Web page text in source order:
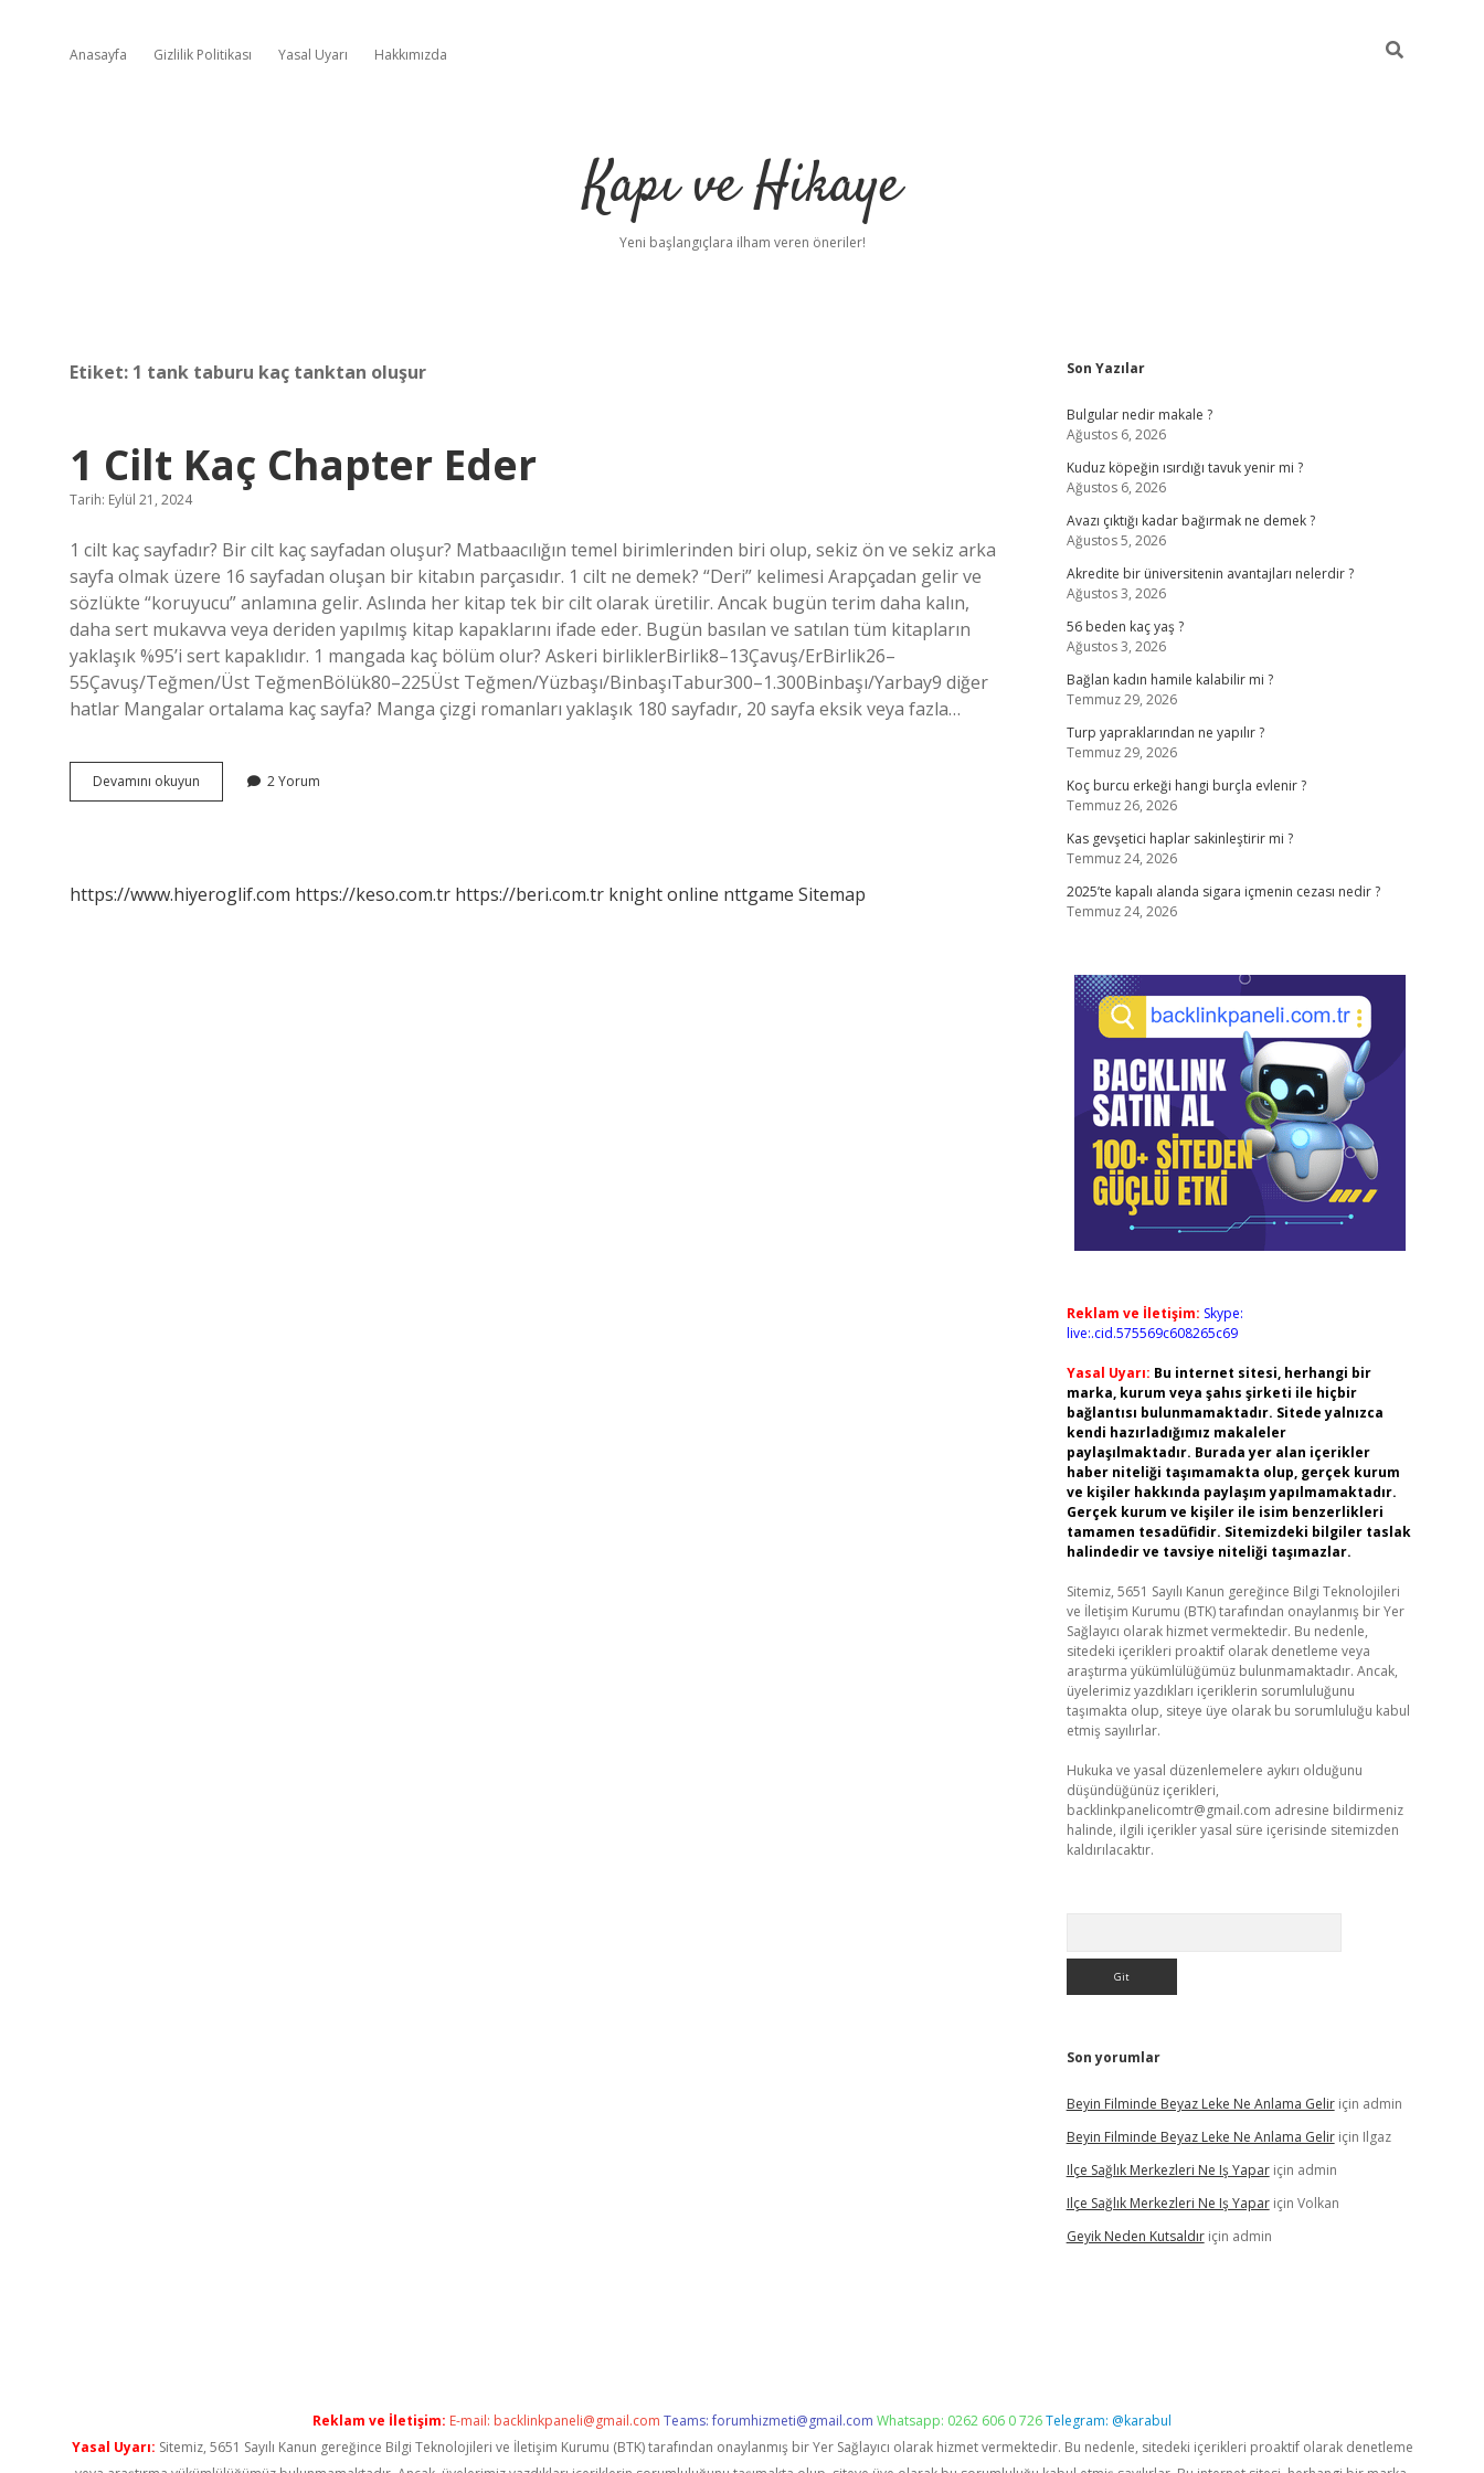
Anasayfa Gizlilik Politikası Yasal Uyarı Hakkımızda
Kapı ve Hikaye
Yeni başlangıçlara ilham veren öneriler!
Etiket: 1 tank taburu kaç tanktan oluşur
1 Cilt Kaç Chapter Eder
Tarih: Eylül 21, 2024
1 cilt kaç sayfadır? Bir cilt kaç sayfadan oluşur? Matbaacılığın temel birimlerinden biri olup, sekiz ön ve sekiz arka
sayfa olmak üzere 16 sayfadan oluşan bir kitabın parçasıdır. 1 cilt ne demek? “Deri” kelimesi Arapçadan gelir ve
sözlükte “koruyucu” anlamına gelir. Aslında her kitap tek bir cilt olarak üretilir. Ancak bugün terim daha kalın,
daha sert mukavva veya deriden yapılmış kitap kapaklarını ifade eder. Bugün basılan ve satılan tüm kitapların
yaklaşık %95’i sert kapaklıdır. 1 mangada kaç bölüm olur? Askeri birliklerBirlik8–13Çavuş/ErBirlik26–
55Çavuş/Teğmen/Üst TeğmenBölük80–225Üst Teğmen/Yüzbaşı/BinbaşıTabur300–1.300Binbaşı/Yarbay9 diğer
hatlar Mangalar ortalama kaç sayfa? Manga çizgi romanları yaklaşık 180 sayfadır, 20 sayfa eksik veya fazla…
Devamını okuyun
Cilt
2 Yorum
https://www.hiyeroglif.com https://keso.com.tr https://beri.com.tr knight online nttgame Sitemap
Sidebar
Son Yazılar
Bulgular nedir makale ?
Ağustos 6, 2026
Kuduz köpeğin ısırdığı tavuk yenir mi ?
Ağustos 6, 2026
Avazı çıktığı kadar bağırmak ne demek ?
Ağustos 5, 2026
Akredite bir üniversitenin avantajları nelerdir ?
Ağustos 3, 2026
56 beden kaç yaş ?
Ağustos 3, 2026
Bağlan kadın hamile kalabilir mi ?
Temmuz 29, 2026
Turp yapraklarından ne yapılır ?
Temmuz 29, 2026
Koç burcu erkeği hangi burçla evlenir ?
Temmuz 26, 2026
Kas gevşetici haplar sakinleştirir mi ?
Temmuz 24, 2026
2025’te kapalı alanda sigara içmenin cezası nedir ?
Temmuz 24, 2026
Reklam ve İletişim: Skype:
live:.cid.575569c608265c69
Yasal Uyarı: Bu internet sitesi, herhangi bir
marka, kurum veya şahıs şirketi ile hiçbir
bağlantısı bulunmamaktadır. Sitede yalnızca
kendi hazırladığımız makaleler
paylaşılmaktadır. Burada yer alan içerikler
haber niteliği taşımamakta olup, gerçek kurum
ve kişiler hakkında paylaşım yapılmamaktadır.
Gerçek kurum ve kişiler ile isim benzerlikleri
tamamen tesadüfidir. Sitemizdeki bilgiler taslak
halindedir ve tavsiye niteliği taşımazlar.
Sitemiz, 5651 Sayılı Kanun gereğince Bilgi Teknolojileri
ve İletişim Kurumu (BTK) tarafından onaylanmış bir Yer
Sağlayıcı olarak hizmet vermektedir. Bu nedenle,
sitedeki içerikleri proaktif olarak denetleme veya
araştırma yükümlülüğümüz bulunmamaktadır. Ancak,
üyelerimiz yazdıkları içeriklerin sorumluluğunu
taşımakta olup, siteye üye olarak bu sorumluluğu kabul
etmiş sayılırlar.
Hukuka ve yasal düzenlemelere aykırı olduğunu
düşündüğünüz içerikleri,
backlinkpanelicomtr@gmail.com adresine bildirmeniz
halinde, ilgili içerikler yasal süre içerisinde sitemizden
kaldırılacaktır.
Son yorumlar
Beyin Filminde Beyaz Leke Ne Anlama Geliriçin admin
Beyin Filminde Beyaz Leke Ne Anlama Geliriçin Ilgaz
Ilçe Sağlık Merkezleri Ne Iş Yapariçin admin
Ilçe Sağlık Merkezleri Ne Iş Yapariçin Volkan
Geyik Neden Kutsaldıriçin admin
Reklam ve İletişim: E-mail: backlinkpaneli@gmail.com Teams:forumhizmeti@gmail.com Whatsapp: 0262 606 0 726Telegram: @karabul
Yasal Uyarı: Sitemiz, 5651 Sayılı Kanun gereğince Bilgi Teknolojileri ve İletişim Kurumu (BTK) tarafından onaylanmış bir Yer Sağlayıcı olarak hizmet vermektedir. Bu nedenle, sitedeki içerikleri proaktif olarak denetleme